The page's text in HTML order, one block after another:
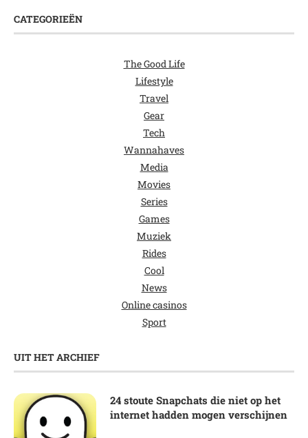
CATEGORIEËN
The Good Life
Lifestyle
Travel
Gear
Tech
Wannahaves
Media
Movies
Series
Games
Muziek
Rides
Cool
News
Online casinos
Sport
UIT HET ARCHIEF
24 stoute Snapchats die niet op het
internet hadden mogen verschijnen